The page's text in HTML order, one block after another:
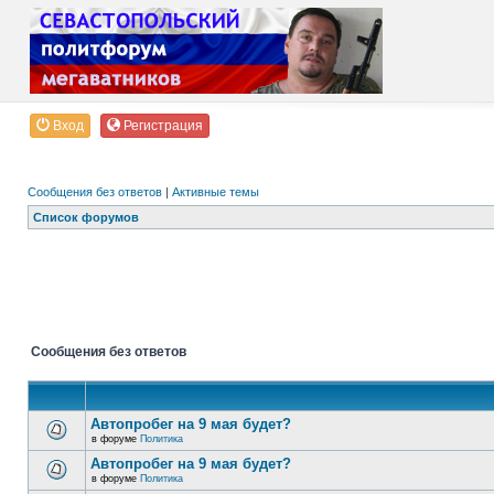
Вход Регистрация
Сообщения без ответов | Активные темы
Список форумов
Сообщения без ответов
Автопробег на 9 мая будет?
в форуме Политика
Автопробег на 9 мая будет?
в форуме Политика